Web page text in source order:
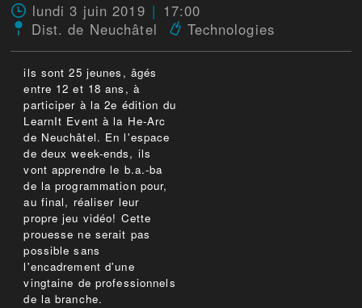
lundi 3 juin 2019
17:00
Dist. de Neuchâtel
Technologies
ils sont 25 jeunes, âgés
entre 12 et 18 ans, à
participer à la 2e édition du
LearnIt Event à la He-Arc
de Neuchâtel. En l'espace
de deux week-ends, ils
vont apprendre le b.a.-ba
de la programmation pour,
au final, réaliser leur
propre jeu vidéo! Cette
prouesse ne serait pas
possible sans
l'encadrement d'une
vingtaine de professionnels
de la branche.